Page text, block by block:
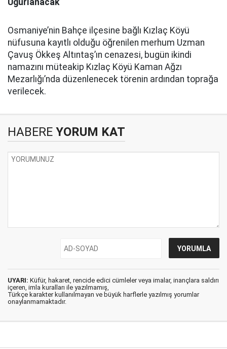
Uğurlanacak
Osmaniye’nin Bahçe ilçesine bağlı Kızlaç Köyü
nüfusuna kayıtlı olduğu öğrenilen merhum Uzman
Çavuş Ökkeş Altıntaş’ın cenazesi, bugün ikindi
namazını müteakip Kızlaç Köyü Kaman Ağzı
Mezarlığı’nda düzenlenecek törenin ardından toprağa
verilecek.
HABERE YORUM KAT
UYARI: Küfür, hakaret, rencide edici cümleler veya imalar, inançlara saldırı
içeren, imla kuralları ile yazılmamış,
Türkçe karakter kullanılmayan ve büyük harflerle yazılmış yorumlar
onaylanmamaktadır.